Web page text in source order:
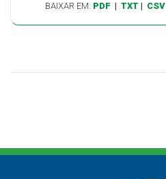
BAIXAR EM: PDF | TXT | CSV